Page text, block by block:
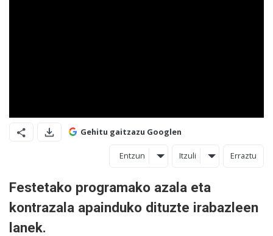
Gehitu gaitzazu Googlen
Entzun Itzuli Erraztu
Festetako programako azala eta
kontrazala apainduko dituzte irabazleen
lanek.